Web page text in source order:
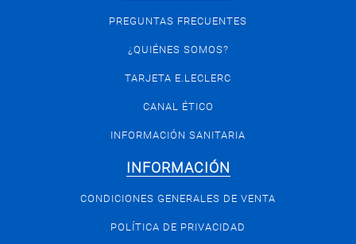
PREGUNTAS FRECUENTES
¿QUIÉNES SOMOS?
TARJETA E.LECLERC
CANAL ÉTICO
INFORMACIÓN SANITARIA
INFORMACIÓN
CONDICIONES GENERALES DE VENTA
POLÍTICA DE PRIVACIDAD